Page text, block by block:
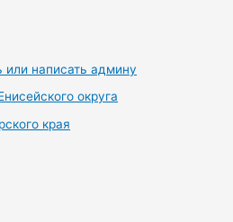
или написать админу
округа
края